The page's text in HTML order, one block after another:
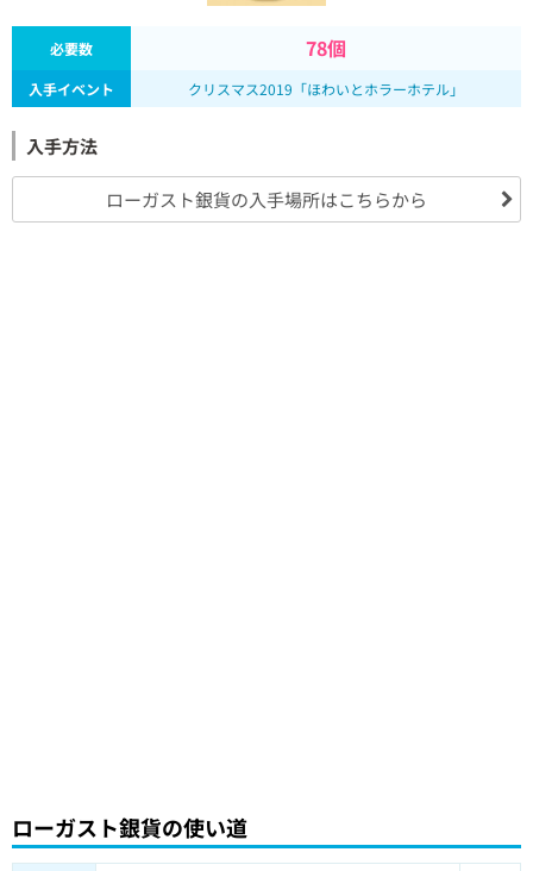
必要数 78個
入手イベント クリスマス2019「ほわいとホラーホテル」
入手方法
ローガスト銀貨の入手場所はこちらから
ローガスト銀貨の使い道